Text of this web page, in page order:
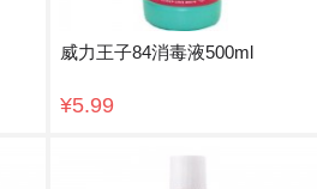
威力王子84消毒液500ml
¥5.99